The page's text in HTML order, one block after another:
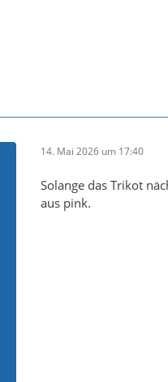
14. Mai 2026 um 17:40
Solange das Trikot
aus pink.